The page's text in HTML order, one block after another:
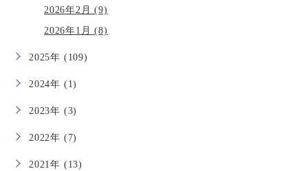
2026年2月 (9)
2026年1月 (8)
2025年 (109)
2024年 (1)
2023年 (3)
2022年 (7)
2021年 (13)